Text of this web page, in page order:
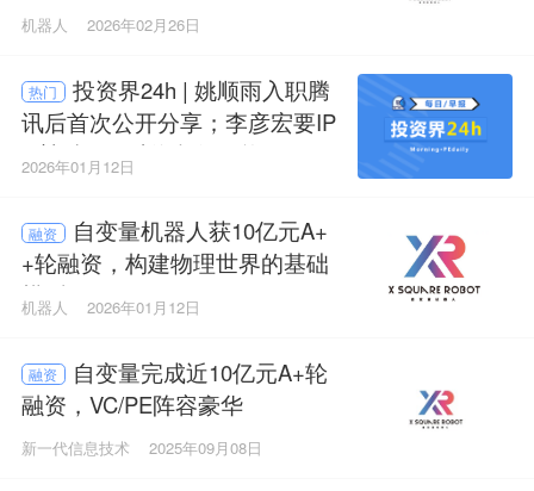
机器人 2026年02月26日
热门
投资界24h | 姚顺雨入职腾
讯后首次公开分享；李彦宏要IP
O敲钟了；珠海超级国资，300
2026年01月12日
融资
自变量机器人获10亿元A+
+轮融资，构建物理世界的基础
模型
机器人 2026年01月12日
融资
自变量完成近10亿元A+轮
融资，VC/PE阵容豪华
新一代信息技术 2025年09月08日